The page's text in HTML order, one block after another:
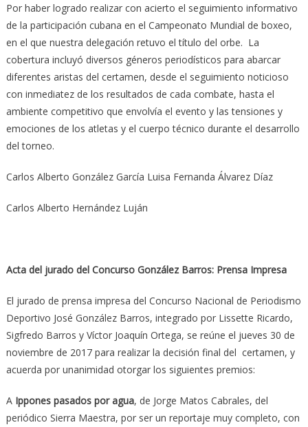
Por haber logrado realizar con acierto el seguimiento informativo
de la participación cubana en el Campeonato Mundial de boxeo,
en el que nuestra delegación retuvo el título del orbe. La
cobertura incluyó diversos géneros periodísticos para abarcar
diferentes aristas del certamen, desde el seguimiento noticioso
con inmediatez de los resultados de cada combate, hasta el
ambiente competitivo que envolvía el evento y las tensiones y
emociones de los atletas y el cuerpo técnico durante el desarrollo
del torneo.
Carlos Alberto González García Luisa Fernanda Álvarez Díaz
Carlos Alberto Hernández Luján
Acta del jurado del Concurso González Barros: Prensa Impresa
El jurado de prensa impresa del Concurso Nacional de Periodismo
Deportivo José González Barros, integrado por Lissette Ricardo,
Sigfredo Barros y Víctor Joaquín Ortega, se reúne el jueves 30 de
noviembre de 2017 para realizar la decisión final del certamen, y
acuerda por unanimidad otorgar los siguientes premios:
A Ippones pasados por agua, de Jorge Matos Cabrales, del
periódico Sierra Maestra, por ser un reportaje muy completo, con